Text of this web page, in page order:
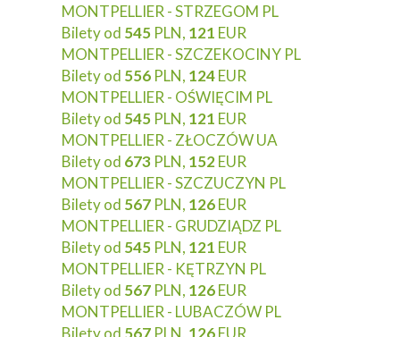
MONTPELLIER - STRZEGOM PL
Bilety od 545 PLN, 121 EUR
MONTPELLIER - SZCZEKOCINY PL
Bilety od 556 PLN, 124EUR
MONTPELLIER - OŚWIĘCIM PL
Bilety od 545 PLN, 121 EUR
MONTPELLIER - ZŁOCZÓW UA
Bilety od 673 PLN, 152EUR
MONTPELLIER - SZCZUCZYN PL
Bilety od 567 PLN, 126EUR
MONTPELLIER - GRUDZIĄDZ PL
Bilety od 545 PLN, 121 EUR
MONTPELLIER - KĘTRZYN PL
Bilety od 567 PLN, 126EUR
MONTPELLIER - LUBACZÓW PL
Bilety od 567 PLN, 126EUR